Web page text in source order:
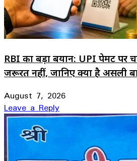
RBI का बड़ा बयान: UPI पेमेंट पर
जरूरत नहीं, जानिए क्या है असली
August 7, 2026
Leave a Reply